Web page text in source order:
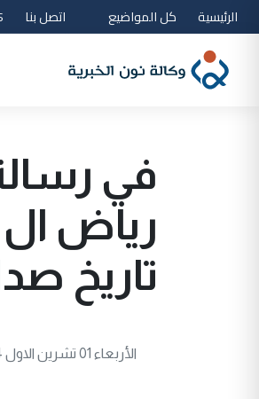
الرئيسية كل المواضيع اتصل بنا
في
رياض
تاريخ
الأربعاء 01 تشرين الاول 2014